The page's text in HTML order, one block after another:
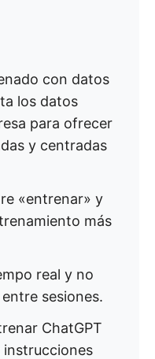
con datos
los datos
para ofrecer
y centradas
«entrenar» y
más
real y no
sesiones.
ChatGPT